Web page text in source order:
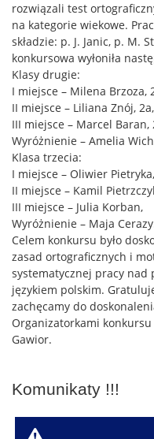
rozwiązali test
na kategorie wiekowe.
składzie: p. J. Janic, p. M.
konkursowa wyłoniła
Klasy drugie:
I miejsce – Milena Brzoza,
II miejsce – Liliana Znój, 2a,
III miejsce – Marcel Baran,
Wyróżnienie – Amelia
Klasa trzecia:
I miejsce – Oliwier Pietryka,
II miejsce – Kamil
III miejsce – Julia Korban,
Wyróżnienie – Maja
Celem konkursu było
zasad ortograficznych i
systematycznej pracy nad
językiem polskim.
zachęcamy do
Organizatorkami konkursu
Gawior.
Komunikaty !!!